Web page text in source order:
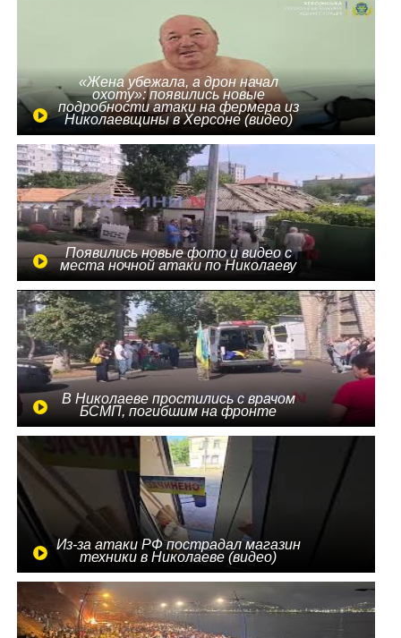
«Жена убежала, а дрон начал
охоту»: появились новые
подробности атаки на фермера из
Николаевщины в Херсоне (видео)
Появились новые фото и видео с
места ночной атаки по Николаеву
В Николаеве простились с врачом
БСМП, погибшим на фронте
Из-за атаки РФ пострадал магазин
техники в Николаеве (видео)